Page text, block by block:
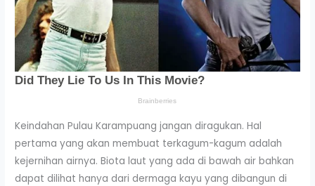
Keindahan Pulau Karampuang jangan diragukan. Hal
pertama yang akan membuat terkagum-kagum adalah
kejernihan airnya. Biota laut yang ada di bawah air bahkan
dapat dilihat hanya dari dermaga kayu yang dibangun di